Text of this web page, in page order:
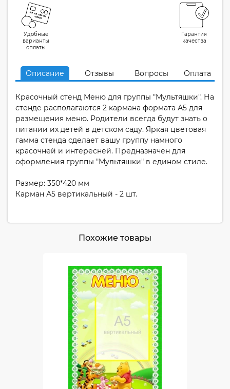
Удобные
варианты
оплаты
Гарантия
качества
Описание Отзывы Вопросы Оплата
Красочный стенд Меню для группы "Мультяшки". На
стенде располагаются 2 кармана формата А5 для
размещения меню. Родители всегда будут знать о
питании их детей в детском саду. Яркая цветовая
гамма стенда сделает вашу группу намного
красочней и интересней. Предназначен для
оформления группы "Мультяшки" в едином стиле.
Размер: 350*420 мм
Карман А5 вертикальный - 2 шт.
Похожие товары